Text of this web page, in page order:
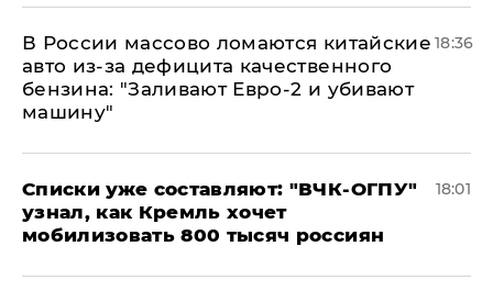
В России массово ломаются китайские
авто из-за дефицита качественного
бензина: "Заливают Евро-2 и убивают
машину"
18:36
Списки уже составляют: "ВЧК-ОГПУ"
узнал, как Кремль хочет
мобилизовать 800 тысяч россиян
18:01